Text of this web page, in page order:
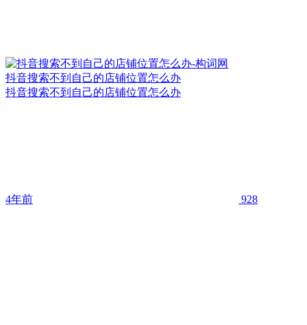
抖音搜索不到自己的店铺位置怎么办
抖音搜索不到自己的店铺位置怎么办
4年前 928